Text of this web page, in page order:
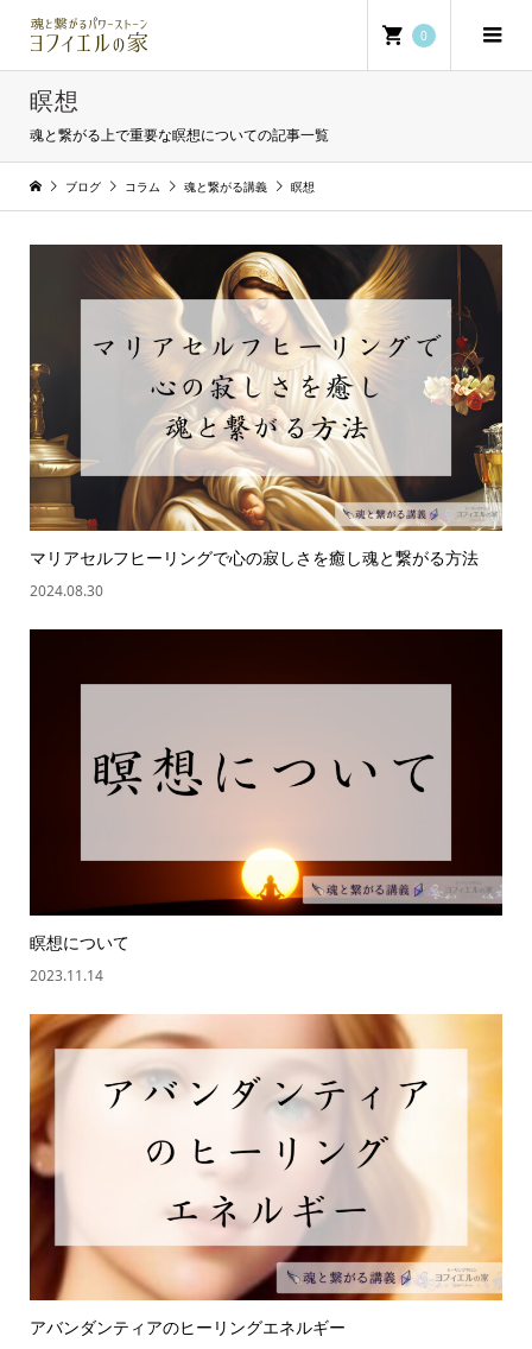
0
瞑想
魂と繋がる上で重要な瞑想についての記事一覧
ブログ コラム 魂と繋がる講義 瞑想
マリアセルフヒーリングで心の寂しさを癒し魂と繋がる方法
2024.08.30
瞑想について
2023.11.14
アバンダンティアのヒーリングエネルギー